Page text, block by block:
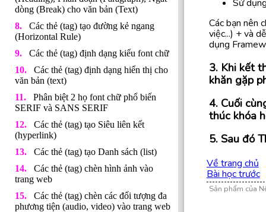
dòng (Break) cho văn bản (Text)
Các thẻ (tag) tạo đường kẻ ngang
(Horizontal Rule)
Các thẻ (tag) định dạng kiểu font chữ
Các thẻ (tag) định dạng hiển thị cho
văn bản (text)
Phân biệt 2 họ font chữ phổ biến
SERIF và SANS SERIF
Các thẻ (tag) tạo Siêu liên kết
(hyperlink)
Các thẻ (tag) tạo Danh sách (list)
Các thẻ (tag) chèn hình ảnh vào
trang web
Các thẻ (tag) chèn các đối tượng đa
phương tiện (audio, video) vào trang web
Sử
Các bạn nên
việc...) + và
dụng
3. Khi kết
khăn gặp
4. Cuối
thúc khóa
5. Sau đó
Về trang chủ
Bài học trước
Sản phẩm của